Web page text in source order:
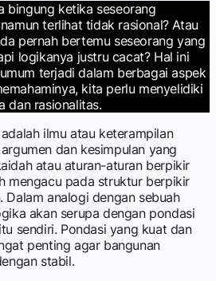
bingung ketika seseorang
terlihat tidak rasional? Atau
pernah bertemu seseorang yang
logikanya justru cacat? Hal ini
terjadi dalam berbagai aspek
kita perlu menyelidiki
dan rasionalitas.
ilmu atau keterampilan
dan kesimpulan yang
atau aturan-aturan berpikir
mengacu pada struktur berpikir
Dalam analogi dengan sebuah
akan serupa dengan pondasi
sendiri. Pondasi yang kuat dan
penting agar bangunan
stabil.